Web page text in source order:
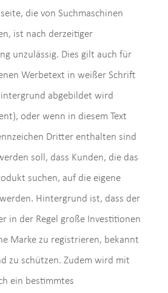
die von Suchmaschinen
ist nach derzeitiger
unzulässig. Dies gilt auch für
Werbetext in weißer Schrift
abgebildet wird
oder wenn in diesem Text
Dritter enthalten sind
soll, dass Kunden, die das
suchen, auf die eigene
Hintergrund ist, dass der
in der Regel große Investitionen
Marke zu registrieren, bekannt
zu schützen. Zudem wird mit
ein bestimmtes